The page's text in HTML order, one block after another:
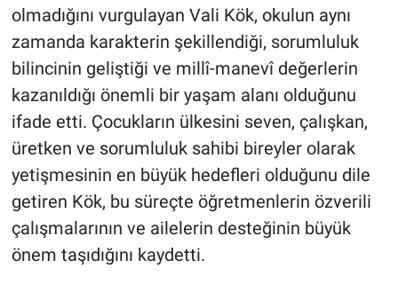
olmadığını vurgulayan Vali Kök, okulun aynı
zamanda karakterin şekillendiği, sorumluluk
bilincinin geliştiği ve millî-manevî değerlerin
kazanıldığı önemli bir yaşam alanı olduğunu
ifade etti. Çocukların ülkesini seven, çalışkan,
üretken ve sorumluluk sahibi bireyler olarak
yetişmesinin en büyük hedefleri olduğunu dile
getiren Kök, bu süreçte öğretmenlerin özverili
çalışmalarının ve ailelerin desteğinin büyük
önem taşıdığını kaydetti.